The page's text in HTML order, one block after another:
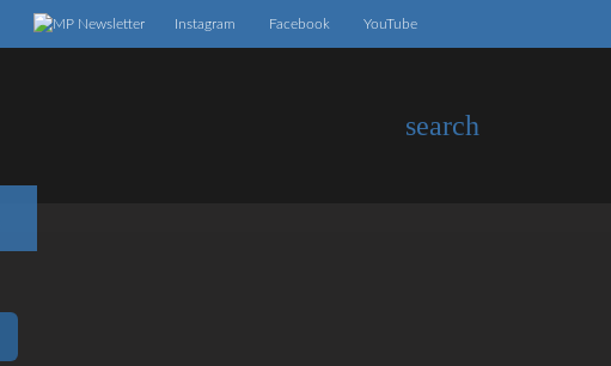
YouTube
Facebook
Instagram
Newsletter
search